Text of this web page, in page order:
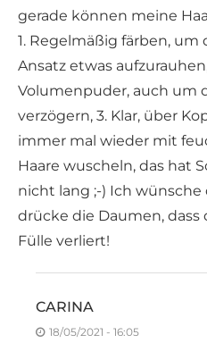
gerade können meine
1. Regelmäßig färben,
Ansatz etwas
Volumenpuder, auch um
verzögern, 3. Klar, über
immer mal wieder mit
Haare wuscheln, das hat
nicht lang ;-) Ich wünsche
drücke die Daumen,
Fülle verliert!
CARINA
18/05/2021 - 16:05